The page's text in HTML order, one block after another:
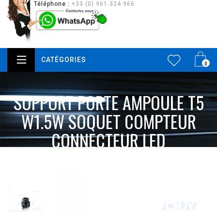
Téléphone : +33 (0) 961 324 966
0
CATÉGORIES
SUPPORT PORTE AMPOULE T5
W1.5W SOQUET COMPTEUR
CONNECTEUR LED